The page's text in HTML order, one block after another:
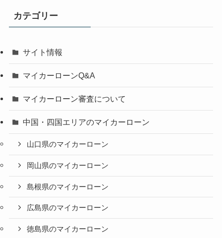
カテゴリー
サイト情報
マイカーローンQ&A
マイカーローン審査について
中国・四国エリアのマイカーローン
山口県のマイカーローン
岡山県のマイカーローン
島根県のマイカーローン
広島県のマイカーローン
徳島県のマイカーローン